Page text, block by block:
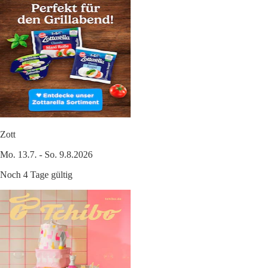
Zott
Mo. 13.7. - So. 9.8.2026
Noch 4 Tage gültig